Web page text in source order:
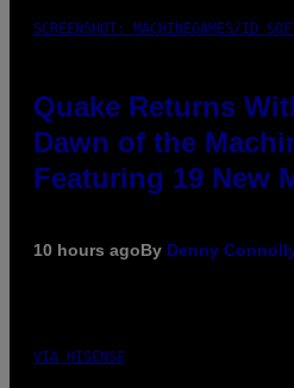
SCREENSHOT: MACHINEGAMES/ID
Quake Returns
Dawn of the
Featuring 19 New
10 hours agoBy Denny
VIA HISENSE